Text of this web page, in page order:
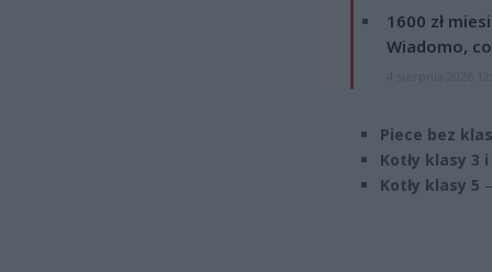
1600 zł
Wiadomo,
Piece bez
Kotły klasy 3 i
Kotły klasy 5